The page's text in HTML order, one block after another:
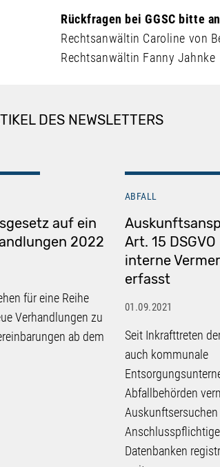
Rückfragen bei GGSC bitte an
Rechtsanwältin Caroline von
Rechtsanwältin Fanny Jahnke
DES NEWSLETTERS
auf ein
2022
für eine Reihe
Verhandlungen zu
ab dem
ABFALL
Art. 15
interne
erfasst
01.09.2021
Seit Inkrafttreten
auch kommunale
Abfallbehörden
Auskunftsersuchen
Datenbanken